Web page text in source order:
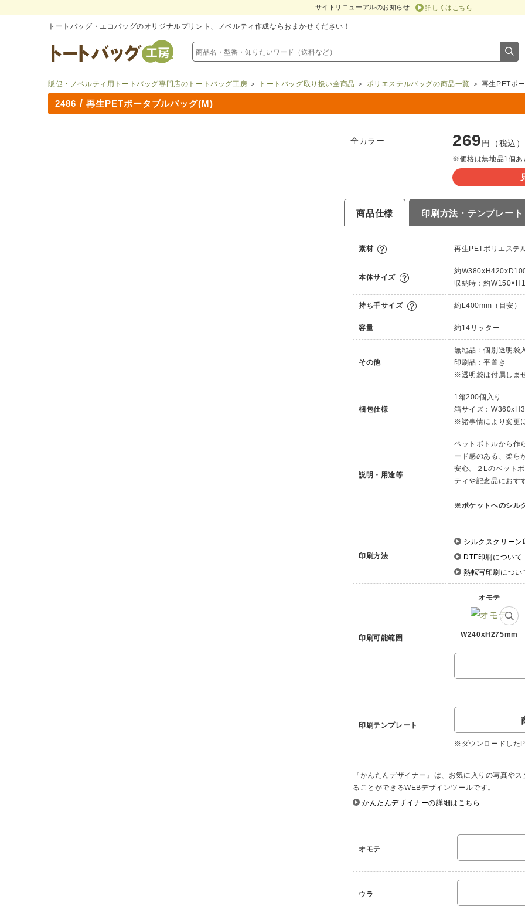
サイトリニューアルのお知らせ 詳しくはこちら
トートバッグ・エコバッグのオリジナルプリント、ノベルティ作成ならおまかせください！
販促・ノベルティ用トートバッグ専門店のトートバッグ工房 ＞ トートバッグ取り扱い全商品 ＞ ポリエステルバッグの商品一覧 ＞ 再生PETポ
2486 /再生PETポータブルバッグ(M)
全カラー 269円（税込
※価格は無地品1個あ
商品仕様 印刷方法・ テンプレート
素材 再生PETポリエステ
本体サイズ
約
収納時：約
持ち手サイズ 約L400mm（目安）
容量 約14リッター
その他
無地品：個別透明袋
印刷品：平置き
※透明袋は付属しま
梱包仕様
1箱200個入り
箱サイズ：
※諸事情により変更
説明・用途等
ペットボトルから作
ード感のある、柔ら
安心。２Lのペット
ティや記念品におす
※ポケットへのシル
印刷方法
シルクスクリーン
DTF印刷について
熱転写印刷につい
印刷可能範囲
オモテ
W240xH275mm
印刷テンプレート
※ダウンロードした
『かんたんデザイナー』は、お気に入りの写真や
ることができるWEBデザインツールです。
かんたんデザイナーの詳細はこちら
オモテ
ウラ